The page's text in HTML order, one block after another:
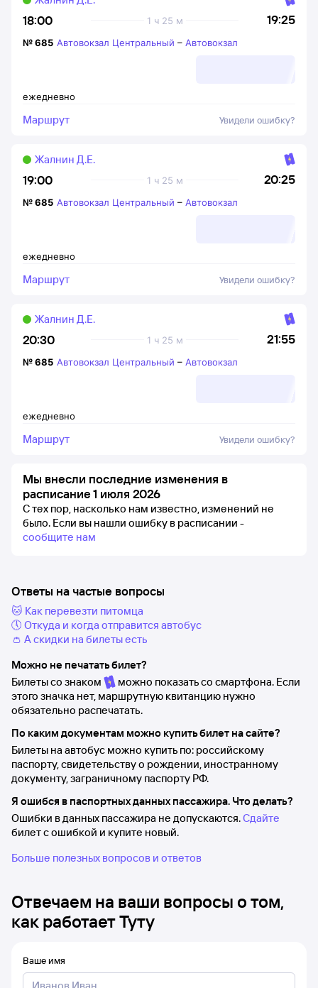
18:00 19:25
1 ч 25 м
ежедневно
№685 Автовокзал Центральный – Автовокзал
Маршрут Увидели ошибку?
19:00 20:25
1 ч 25 м
Жалнин Д.Е.
ежедневно
№685 Автовокзал Центральный – Автовокзал
Маршрут Увидели ошибку?
20:30 21:55
1 ч 25 м
Жалнин Д.Е.
ежедневно
№685 Автовокзал Центральный – Автовокзал
Маршрут Увидели ошибку?
Мы внесли последние изменения в
расписание 1 июля 2026
С тех пор, насколько нам известно, изменений не
было. Если вы нашли ошибку в расписании -
сообщите нам
Ответы на частые вопросы
🐱 Как перевезти питомца
🕔 Откуда и когда отправится автобус
👛 А скидки на билеты есть
Можно не печатать билет?
Билеты со знаком
можно показать со смартфона. Если
этого значка нет, маршрутную квитанцию нужно
обязательно распечатать.
По каким документам можно купить билет на сайте?
Билеты на автобус можно купить по: российскому
паспорту, свидетельству о рождении, иностранному
документу, заграничному паспорту РФ.
Я ошибся в паспортных данных пассажира. Что делать?
Ошибки в данных пассажира не допускаются.Сдайте
билет с ошибкой и купите новый.
Больше полезных вопросов и ответов
Отвечаем на ваши вопросы о том,
как работает Туту
Ваше имя